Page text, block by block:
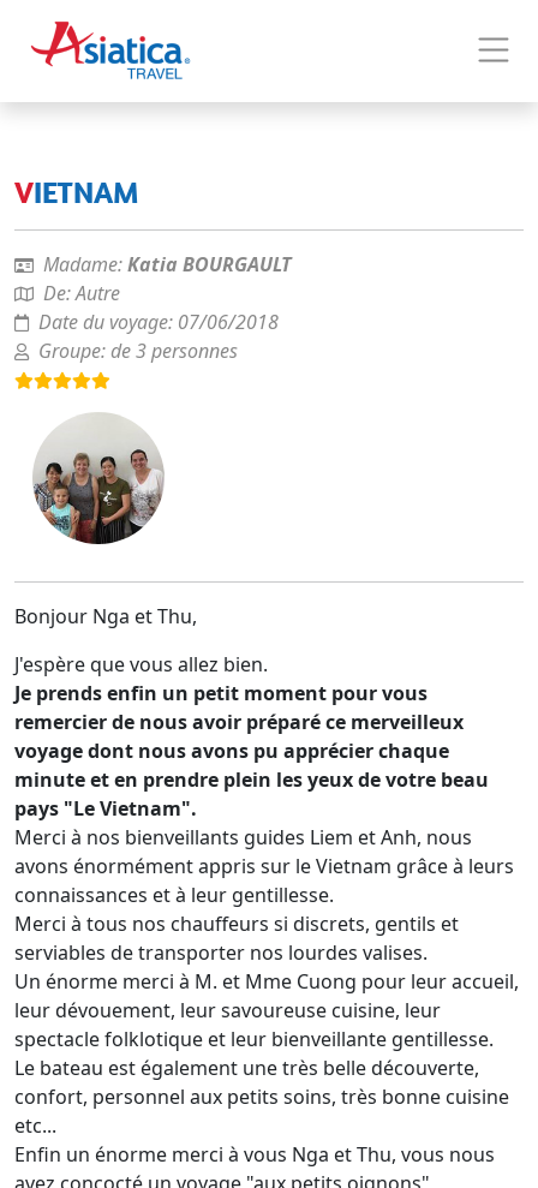
VIETNAM
Madame:Katia BOURGAULT
De:Autre
Date du voyage: 07/06/2018
Groupe:de 3 personnes
Bonjour Nga et Thu,
J'espère que vous allez bien.
Je prends enfin un petit moment pour vous
remercier de nous avoir préparé ce merveilleux
voyage dont nous avons pu apprécier chaque
minute et en prendre plein les yeux de votre beau
pays "Le Vietnam".
Merci à nos bienveillants guides Liem et Anh, nous
avons énormément appris sur le Vietnam grâce à leurs
connaissances et à leur gentillesse.
Merci à tous nos chauffeurs si discrets, gentils et
serviables de transporter nos lourdes valises.
Un énorme merci à M. et Mme Cuong pour leur accueil,
leur dévouement, leur savoureuse cuisine, leur
spectacle folklotique et leur bienveillante gentillesse.
Le bateau est également une très belle découverte,
confort, personnel aux petits soins, très bonne cuisine
etc...
Enfin un énorme merci à vous Nga et Thu, vous nous